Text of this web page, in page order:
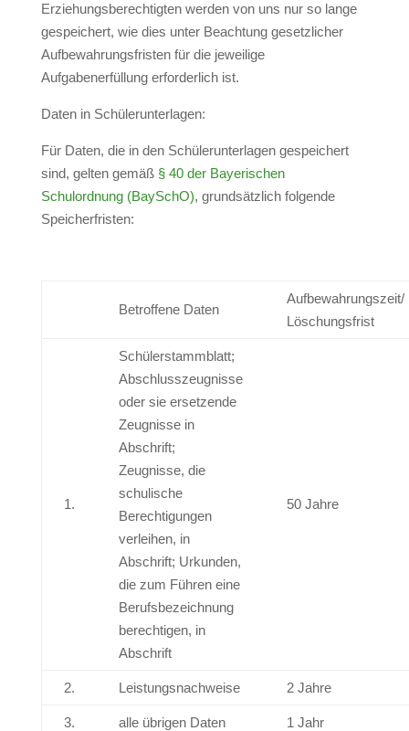
Erziehungsberechtigten werden von uns nur so lange
gespeichert, wie dies unter Beachtung gesetzlicher
Aufbewahrungsfristen für die jeweilige
Aufgabenerfüllung erforderlich ist.
Daten in Schülerunterlagen:
Für Daten, die in den Schülerunterlagen gespeichert
sind, gelten gemäß § 40 der Bayerischen
Schulordnung (BaySchO), grundsätzlich folgende
Speicherfristen:
Betroffene Daten
Aufbewahrungszeit/
Löschungsfrist
1.
Schülerstammblatt;
Abschlusszeugnisse
oder sie ersetzende
Zeugnisse in
Abschrift;
Zeugnisse, die
schulische
Berechtigungen
verleihen, in
Abschrift; Urkunden,
die zum Führen eine
Berufsbezeichnung
berechtigen, in
Abschrift
50 Jahre
2. Leistungsnachweise 2 Jahre
3. alle übrigen Daten 1 Jahr